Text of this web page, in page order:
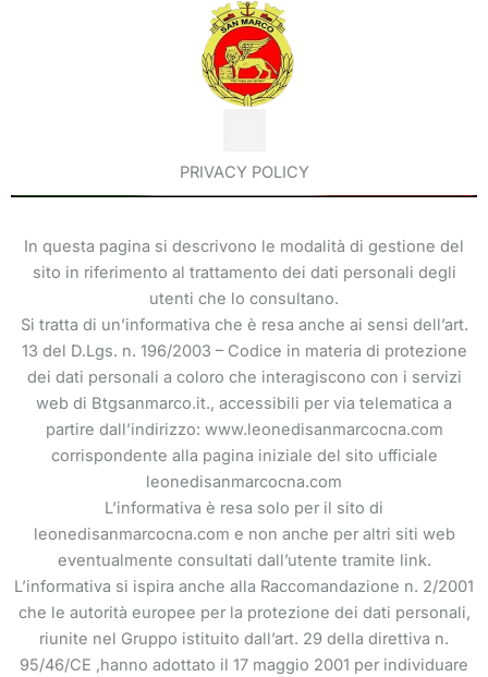
PRIVACY POLICY
In questa pagina si descrivono le modalità di gestione del
sito in riferimento al trattamento dei dati personali degli
utenti che lo consultano.
Si tratta di un’informativa che è resa anche ai sensi dell’art.
13 del D.Lgs. n. 196/2003 – Codice in materia di protezione
dei dati personali a coloro che interagiscono con i servizi
web di Btgsanmarco.it., accessibili per via telematica a
partire dall’indirizzo: www.leonedisanmarcocna.com
corrispondente alla pagina iniziale del sito ufficiale
leonedisanmarcocna.com
L’informativa è resa solo per il sito di
leonedisanmarcocna.com e non anche per altri siti web
eventualmente consultati dall’utente tramite link.
L’informativa si ispira anche alla Raccomandazione n. 2/2001
che le autorità europee per la protezione dei dati personali,
riunite nel Gruppo istituito dall’art. 29 della direttiva n.
95/46/CE ,hanno adottato il 17 maggio 2001 per individuare